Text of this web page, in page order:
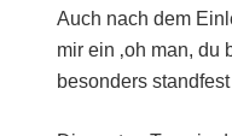
Auch nach dem
mir ein ‚oh man,
besonders